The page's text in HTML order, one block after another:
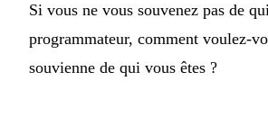
Si vous ne vous souvenez pas de
programmateur, comment voulez-
souvienne de qui vous êtes ?